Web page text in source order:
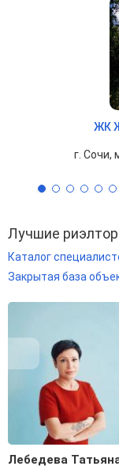
ЖК
г. Сочи,
Лучшие
Каталог
Закрытая база
Лебедева